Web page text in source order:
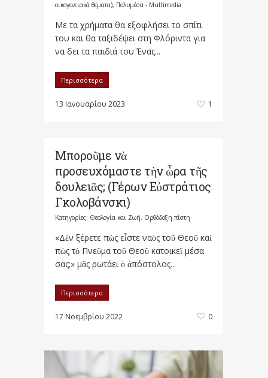
οικογενειακά θέματα), Πολυμέσα - Multimedia
Με τα χρήματα θα εξοφλήσει το σπίτι
του και θα ταξιδέψει στη Φλόριντα για
να δει τα παιδιά του Ένας...
Περισσότερα
13 Ιανουαρίου 2023 1
Μποροῦμε νὰ
προσευχόμαστε τὴν ὧρα τῆς
δουλειᾶς; (Γέρων Εὐστράτιος
Γκολοβάνσκι)
Κατηγορίες: Θεολογία και Ζωή, Ορθόδοξη πίστη
«Δὲν ξέρετε πὼς εἶστε ναὸς τοῦ Θεοῦ καὶ
πὼς τὸ Πνεῦμα τοῦ Θεοῦ κατοικεῖ μέσα
σας;» μᾶς ρωτάει ὁ ἀπόστολος...
Περισσότερα
17 Νοεμβρίου 2022 0